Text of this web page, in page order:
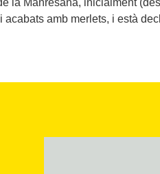
la Manresana, inicialment
amb merlets, i està